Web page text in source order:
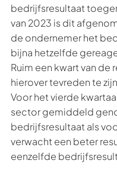
bedrijfsresultaat
van 2023 is dit
de ondernemer het
bijna hetzelfde
Ruim een kwart van
hierover tevreden te
Voor het vierde
sector gemiddeld
bedrijfsresultaat als
verwacht een beter
eenzelfde